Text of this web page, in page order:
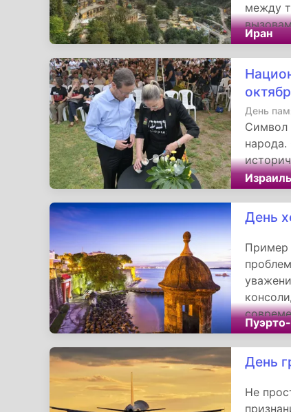
между
Иран
День
Символ
семей,
рамки
День
Пример
День
Не